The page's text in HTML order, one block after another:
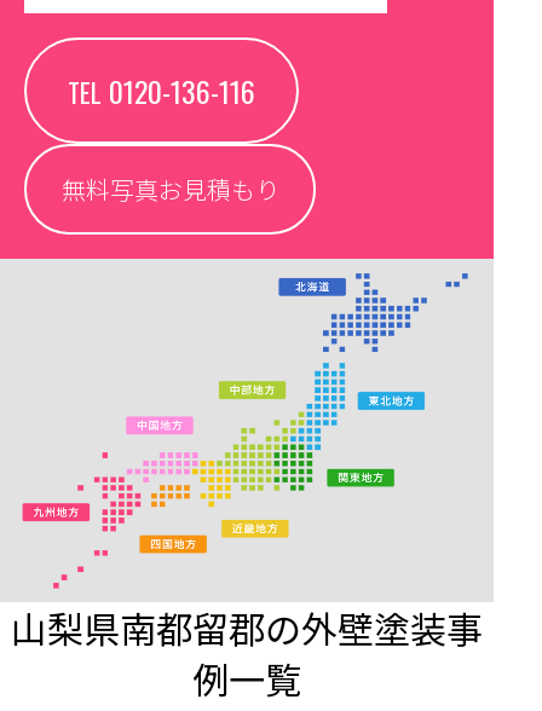
TEL 0120-136-116
無料写真お見積もり
山梨県南都留郡の外壁塗装事
例一覧